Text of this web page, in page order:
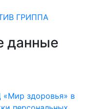
ГРИППА
данные
здоровья» в